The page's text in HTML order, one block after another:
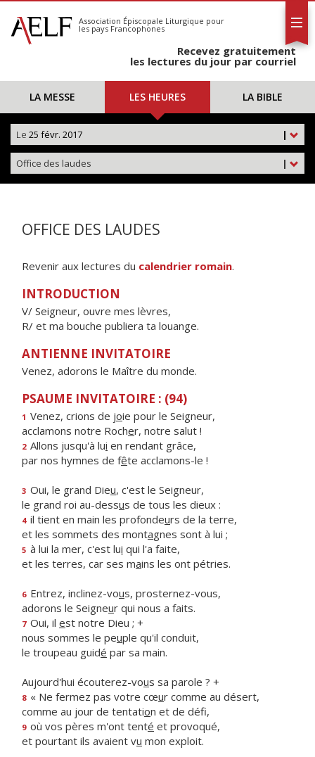
S'abonner
Calendrier
Association Épiscopale Liturgique pour
les pays Francophones
Recevez gratuitement
les lectures du jour par courriel
LA MESSE LES HEURES LA BIBLE
|
Le 25 févr. 2017
|
Office des laudes
OFFICE DES LAUDES
Revenir aux lectures du calendrier romain.
INTRODUCTION
V/ Seigneur, ouvre mes lèvres,
R/ et ma bouche publiera ta louange.
ANTIENNE INVITATOIRE
Venez, adorons le Maître du monde.
PSAUME INVITATOIRE : (94)
1 Venez, crions de joie pour le Seigneur,
acclamons notre Rocher, notre salut !
2 Allons jusqu'à lui en rendant grâce,
par nos hymnes de fête acclamons-le !
3 Oui, le grand Dieu, c'est le Seigneur,
le grand roi au-dessus de tous les dieux :
4 il tient en main les profondeurs de la terre,
et les sommets des montagnes sont à lui ;
5 à lui la mer, c'est lui qui l'a faite,
et les terres, car ses mains les ont pétries.
6 Entrez, inclinez-vous, prosternez-vous,
adorons le Seigneur qui nous a faits.
7 Oui, il est notre Dieu ; +
nous sommes le peuple qu'il conduit,
le troupeau guidé par sa main.
Aujourd'hui écouterez-vous sa parole ? +
8 « Ne fermez pas votre cœur comme au désert,
comme au jour de tentation et de défi,
9 où vos pères m'ont tenté et provoqué,
et pourtant ils avaient vu mon exploit.